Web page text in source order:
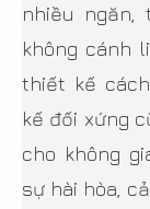
nhiều ngăn,
không cánh
thiết kế
kế đối xứng
cho không
sự hài hòa,